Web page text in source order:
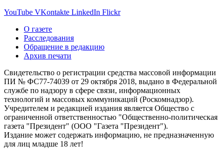
YouTube VKontakte LinkedIn Flickr
О газете
Расследования
Обращение в редакцию
Архив печати
Свидетельство о регистрации средства массовой информации
ПИ № ФС77-74039 от 29 октября 2018, выдано в Федеральной
службе по надзору в сфере связи, информационных
технологий и массовых коммуникаций (Роскомнадзор).
Учредителем и редакцией издания является Общество с
ограниченной ответственностью "Общественно-политическая
газета "Президент" (ООО "Газета "Президент").
Издание может содержать информацию, не предназначенную
для лиц младше 18 лет!